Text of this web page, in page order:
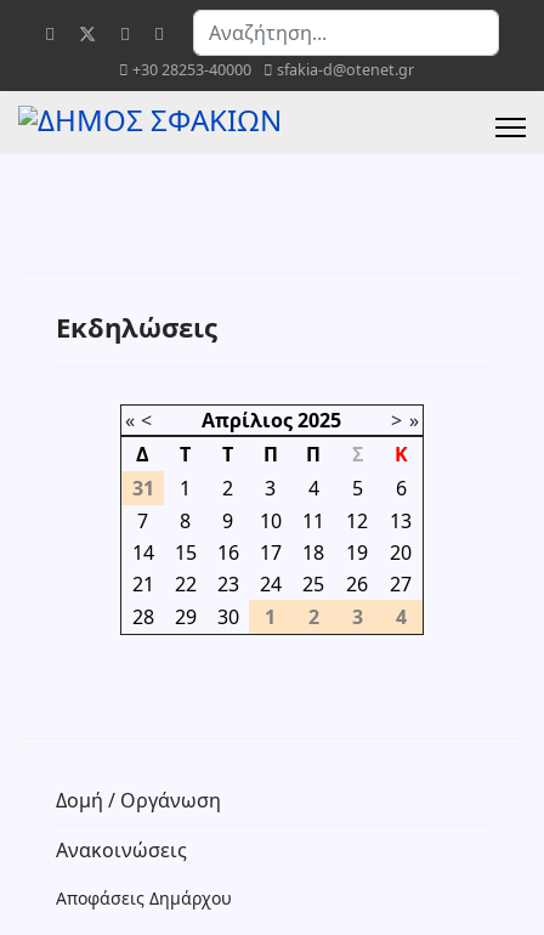
+30 28253-40000 sfakia-d@otenet.gr
Εκδηλώσεις
« < Απρίλιος2025 > »
Δ
Τ Τ Π Π Σ
Κ
31
1 2 3 4 5
6
7
8 9 10 11 12
13
14
15 16 17 18 19
20
21
22 23 24 25 26
27
28
29 30 1 2 3 4
Δομή / Οργάνωση
Ανακοινώσεις
Αποφάσεις Δημάρχου